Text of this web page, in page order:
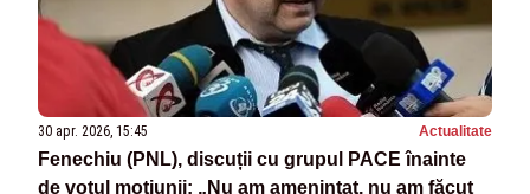
30 apr. 2026, 15:45 Actualitate
Fenechiu (PNL), discuții cu grupul PACE înainte
de votul moțiunii: „Nu am amenințat, nu am făcut